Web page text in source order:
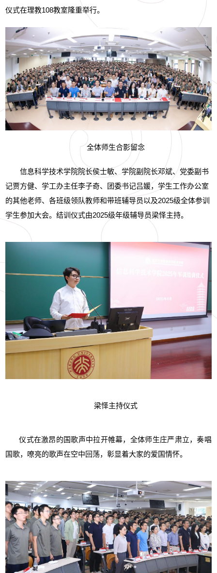
仪式在理教108教室隆重举行。
全体师生合影留念
信息科学技术学院院长侯士敏、学院副院长邓斌、党委副书
记贾方健、学工办主任李子奇、团委书记吕媛，学生工作办公室
的其他老师、各班级领队教师和带班辅导员以及2025级全体参训
学生参加大会。结训仪式由2025级年级辅导员梁怿主持。
梁怿主持仪式
仪式在激昂的国歌声中拉开帷幕，全体师生庄严肃立，奏唱
国歌，嘹亮的歌声在空中回荡，彰显着大家的爱国情怀。